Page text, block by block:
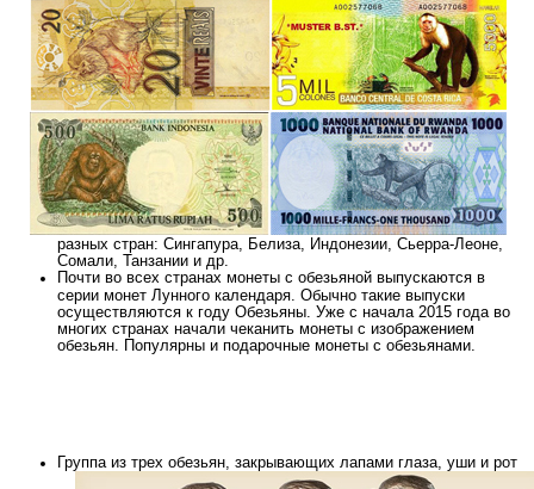
разных стран: Сингапура, Белиза, Индонезии, Сьерра-Леоне,
Сомали, Танзании и др.
Почти во всех странах монеты с обезьяной выпускаются в
серии монет Лунного календаря. Обычно такие выпуски
осуществляются к году Обезьяны. Уже с начала 2015 года во
многих странах начали чеканить монеты с изображением
обезьян. Популярны и подарочные монеты с обезьянами.
Группа из трех обезьян, закрывающих лапами глаза, уши и рот